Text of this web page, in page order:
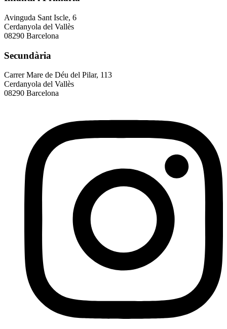
Avinguda Sant Iscle, 6
Cerdanyola del Vallès
08290 Barcelona
Secundària
Carrer Mare de Déu del Pilar, 113
Cerdanyola del Vallès
08290 Barcelona